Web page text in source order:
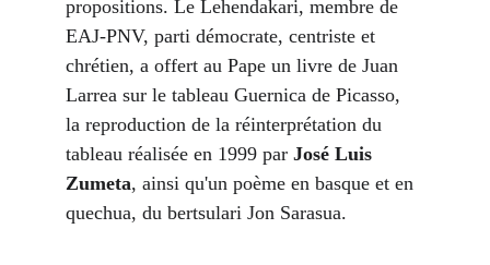
propositions. Le Lehendakari, membre de
EAJ-PNV, parti démocrate, centriste et
chrétien, a offert au Pape un livre de Juan
Larrea sur le tableau Guernica de Picasso,
la reproduction de la réinterprétation du
tableau réalisée en 1999 par José Luis
Zumeta, ainsi qu'un poème en basque et en
quechua, du bertsulari Jon Sarasua.